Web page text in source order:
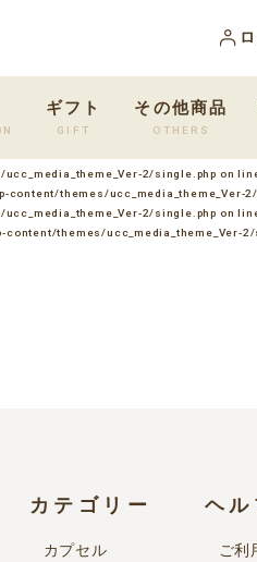
ギフト
GIFT
その他商品
OTHERS
2/single.php on
themes/ucc_media_theme_Ver-
2/single.php on
themes/ucc_media_theme_Ver-
カテゴリー
カプセル
ヘル
ご利